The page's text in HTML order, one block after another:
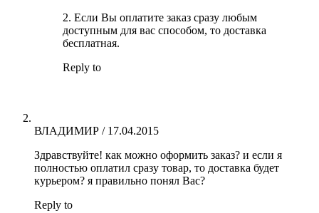
2. Если Вы оплатите заказ сразу любым
доступным для вас способом, то доставка
бесплатная.
Reply to
ВЛАДИМИР / 17.04.2015
Здравствуйте! как можно оформить заказ? и если я
полностью оплатил сразу товар, то доставка будет
курьером? я правильно понял Вас?
Reply to